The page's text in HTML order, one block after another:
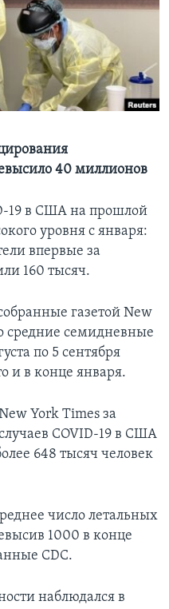
40 миллионов
19 в США на прошлой
уровня с января:
впервые за
160 тысяч.
газетой New
средние семидневные
по 5 сентября
и в конце января.
York Times за
COVID-19 в США
648 тысяч человек
число летальных
1000 в конце
CDC.
наблюдался в